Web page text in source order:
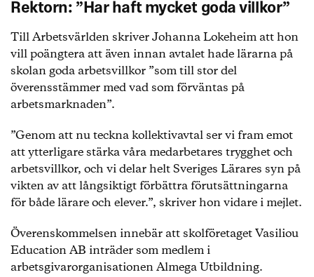
Rektorn: ”Har haft mycket goda villkor”
Till Arbetsvärlden skriver Johanna Lokeheim att hon
vill poängtera att även innan avtalet hade lärarna på
skolan goda arbetsvillkor ”som till stor del
överensstämmer med vad som förväntas på
arbetsmarknaden”.
”Genom att nu teckna kollektivavtal ser vi fram emot
att ytterligare stärka våra medarbetares trygghet och
arbetsvillkor, och vi delar helt Sveriges Lärares syn på
vikten av att långsiktigt förbättra förutsättningarna
för både lärare och elever.”, skriver hon vidare i mejlet.
Överenskommelsen innebär att skolföretaget Vasiliou
Education AB inträder som medlem i
arbetsgivarorganisationen Almega Utbildning.